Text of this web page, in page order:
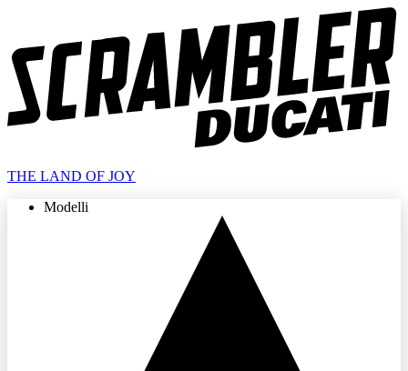
THE LAND OF JOY
Modelli